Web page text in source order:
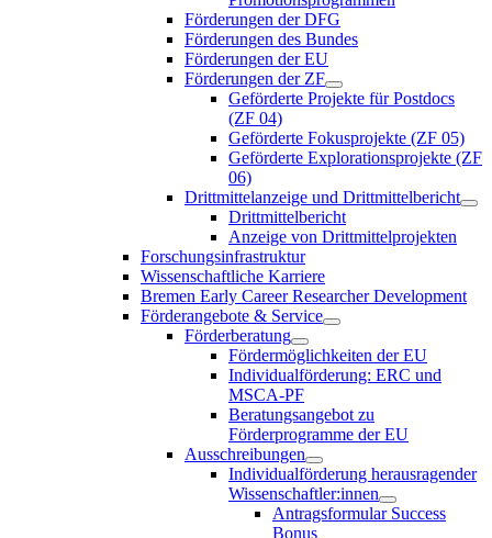
Förderungen der DFG
Förderungen des Bundes
Förderungen der EU
Förderungen der ZF
Geförderte Projekte für Postdocs
(ZF 04)
Geförderte Fokusprojekte (ZF 05)
Geförderte Explorationsprojekte (ZF
06)
Drittmittelanzeige und Drittmittelbericht
Drittmittelbericht
Anzeige von Drittmittelprojekten
Forschungsinfrastruktur
Wissenschaftliche Karriere
Bremen Early Career Researcher Development
Förderangebote & Service
Förderberatung
Fördermöglichkeiten der EU
Individualförderung: ERC und
MSCA-PF
Beratungsangebot zu
Förderprogramme der EU
Ausschreibungen
Individualförderung herausragender
Wissenschaftler:innen
Antragsformular Success
Bonus